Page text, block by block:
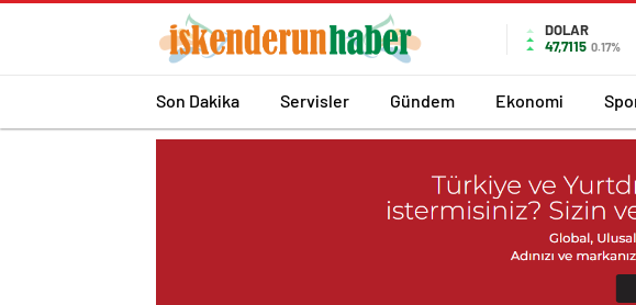
DOLAR
47,7115 0.17%
Son Dakika Servisler Gündem Ekonomi